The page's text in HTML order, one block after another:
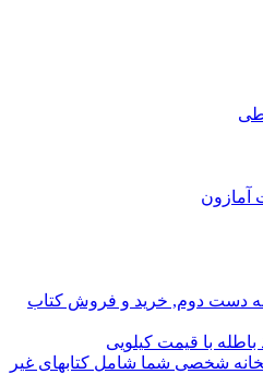
آمازون
دست دوم, خرید و فروش کتاب
با قیمت کیلویی
شخصی شما شامل کتابهای غیر